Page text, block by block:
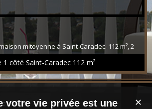
mitoyenne à Saint-Caradec. 112 m², 2
jardin. À rénover selon vos goûts.
! côté Saint-Caradec 112 m²
✕
votre vie privée est une